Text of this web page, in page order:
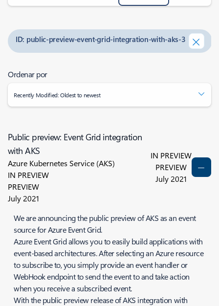
ID: public-preview-event-grid-integration-with-aks-3
Ordenar por
Recently Modified: Oldest to newest
Public preview: Event Grid integration
with AKS
Azure Kubernetes Service (AKS)
IN PREVIEW
PREVIEW
July 2021
IN PREVIEW
PREVIEW
July 2021
We are announcing the public preview of AKS as an event
source for Azure Event Grid.
Azure Event Grid allows you to easily build applications with
event-based architectures. After selecting an Azure resource
to subscribe to, you simply provide an event handler or
WebHook endpoint to send the event to and take action
when you receive a subscribed event.
With the public preview release of AKS integration with